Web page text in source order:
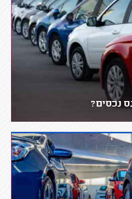
נכסים?